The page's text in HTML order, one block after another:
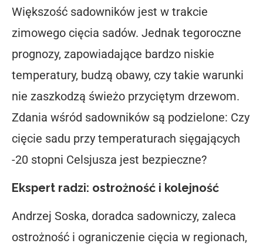
Większość sadowników jest w trakcie
zimowego cięcia sadów. Jednak tegoroczne
prognozy, zapowiadające bardzo niskie
temperatury, budzą obawy, czy takie warunki
nie zaszkodzą świeżo przyciętym drzewom.
Zdania wśród sadowników są podzielone: Czy
cięcie sadu przy temperaturach sięgających
-20 stopni Celsjusza jest bezpieczne?
Ekspert radzi: ostrożność i kolejność
Andrzej Soska, doradca sadowniczy, zaleca
ostrożność i ograniczenie cięcia w regionach,